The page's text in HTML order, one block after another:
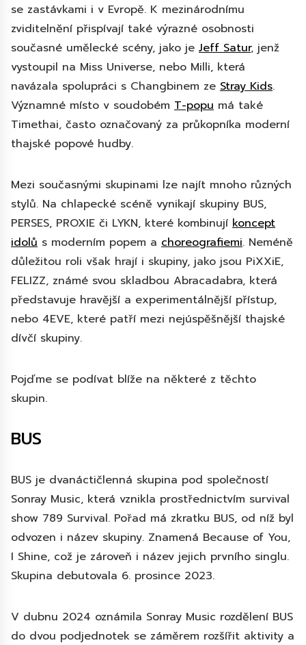
se zastávkami i v Evropě. K mezinárodnímu
zviditelnění přispívají také výrazné osobnosti
současné umělecké scény, jako je Jeff Satur, jenž
vystoupil na Miss Universe, nebo Milli, která
navázala spolupráci s Changbinem ze Stray Kids.
Významné místo v soudobém T-popu má také
Timethai, často označovaný za průkopníka moderní
thajské popové hudby.
Mezi současnými skupinami lze najít mnoho různých
stylů. Na chlapecké scéně vynikají skupiny BUS,
PERSES, PROXIE či LYKN, které kombinují koncept
idolů s moderním popem a choreografiemi. Neméně
důležitou roli však hrají i skupiny, jako jsou PiXXiE,
FELIZZ, známé svou skladbou Abracadabra, která
představuje hravější a experimentálnější přístup,
nebo 4EVE, které patří mezi nejúspěšnější thajské
dívčí skupiny.
Pojďme se podívat blíže na některé z těchto
skupin.
BUS
BUS je dvanáctičlenná skupina pod společností
Sonray Music, která vznikla prostřednictvím survival
show 789 Survival. Pořad má zkratku BUS, od níž byl
odvozen i název skupiny. Znamená Because of You,
I Shine, což je zároveň i název jejich prvního singlu.
Skupina debutovala 6. prosince 2023.
V dubnu 2024 oznámila Sonray Music rozdělení BUS
do dvou podjednotek se záměrem rozšířit aktivity a